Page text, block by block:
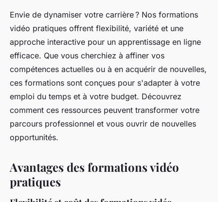
Boostez votre carrière avec
nos formations vidéo
pratiques
Louis•4 juillet 2024•3 min de lecture
Envie de dynamiser votre carrière ? Nos formations
vidéo pratiques offrent flexibilité, variété et une
approche interactive pour un apprentissage en ligne
efficace. Que vous cherchiez à affiner vos
compétences actuelles ou à en acquérir de nouvelles,
ces formations sont conçues pour s'adapter à votre
emploi du temps et à votre budget. Découvrez
comment ces ressources peuvent transformer votre
parcours professionnel et vous ouvrir de nouvelles
opportunités.
Avantages des formations vidéo
pratiques